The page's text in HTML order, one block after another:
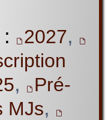
2027,
,
Pré-
MJs,